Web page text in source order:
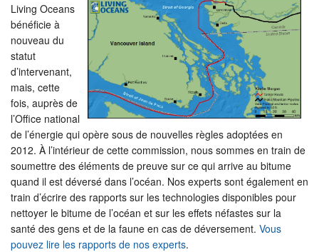
Living Oceans
bénéficie à
nouveau du
statut
d’intervenant,
mais, cette
fois, auprès de
l’Office national
de l’énergie qui opère sous de nouvelles règles adoptées en
2012. À l’intérieur de cette commission, nous sommes en train de
soumettre des éléments de preuve sur ce qui arrive au bitume
quand il est déversé dans l’océan. Nos experts sont également en
train d’écrire des rapports sur les technologies disponibles pour
nettoyer le bitume de l’océan et sur les effets néfastes sur la
santé des gens et de la faune en cas de déversement. Vous
pouvez lire les rapports de nos experts.